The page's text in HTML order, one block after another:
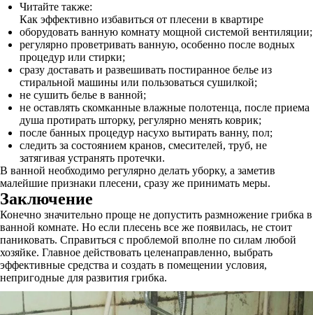
Читайте также:
Как эффективно избавиться от плесени в квартире
оборудовать ванную комнату мощной системой вентиляции;
регулярно проветривать ванную, особенно после водных
процедур или стирки;
сразу доставать и развешивать постиранное белье из
стиральной машины или пользоваться сушилкой;
не сушить белье в ванной;
не оставлять скомканные влажные полотенца, после приема
душа протирать шторку, регулярно менять коврик;
после банных процедур насухо вытирать ванну, пол;
следить за состоянием кранов, смесителей, труб, не
затягивая устранять протечки.
В ванной необходимо регулярно делать уборку, а заметив
малейшие признаки плесени, сразу же принимать меры.
Заключение
Конечно значительно проще не допустить размножение грибка в
ванной комнате. Но если плесень все же появилась, не стоит
паниковать. Справиться с проблемой вполне по силам любой
хозяйке. Главное действовать целенаправленно, выбрать
эффективные средства и создать в помещении условия,
непригодные для развития грибка.